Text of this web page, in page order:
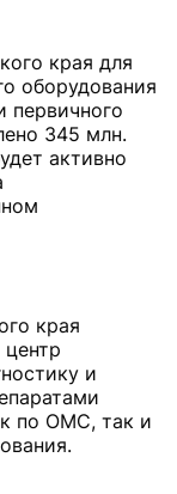
края для
оборудования
первичного
345 млн.
активно
края
и
по ОМС, так и